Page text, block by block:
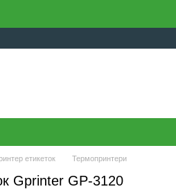
етикеток Термопринтери
Gprinter GP-3120